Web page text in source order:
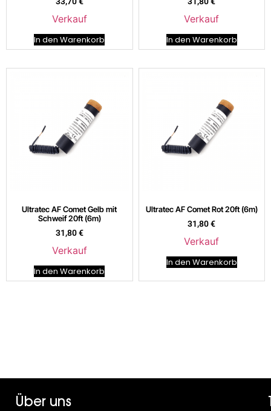
Verkauf
In den Warenkorb
Verkauf
In den Warenkorb
Ultratec AF Comet Gelb mit
Schweif 20ft (6m)
31,80€
Verkauf
In den Warenkorb
Ultratec AF Comet Rot 20ft (6m)
31,80€
Verkauf
In den Warenkorb
Über uns